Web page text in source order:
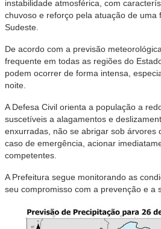
instabilidade atmosférica, com
chuvoso e reforço pela atuação de uma
Sudeste.
De acordo com a previsão
frequente em todas as regiões do
podem ocorrer de forma intensa,
noite.
A Defesa Civil orienta a população a
suscetíveis a alagamentos e
enxurradas, não se abrigar sob árvores
caso de emergência, acionar
competentes.
A Prefeitura segue monitorando as
seu compromisso com a prevenção e a